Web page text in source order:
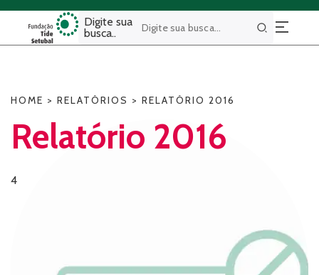
Digite sua
busca..
Buscar
HOME > RELATÓRIOS > RELATÓRIO 2016
Relatório 2016
4